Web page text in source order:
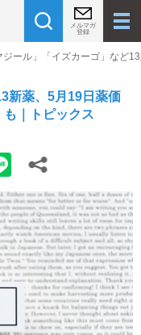
メルマガ
登録
ジール」「イズカーゴ」など
新薬、5月19日薬価
｜トピックス